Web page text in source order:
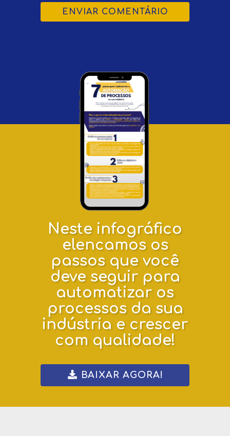
Neste infográfico
elencamos os
passos que você
deve seguir para
automatizar os
processos da sua
indústria e crescer
com qualidade!
BAIXAR AGORA!